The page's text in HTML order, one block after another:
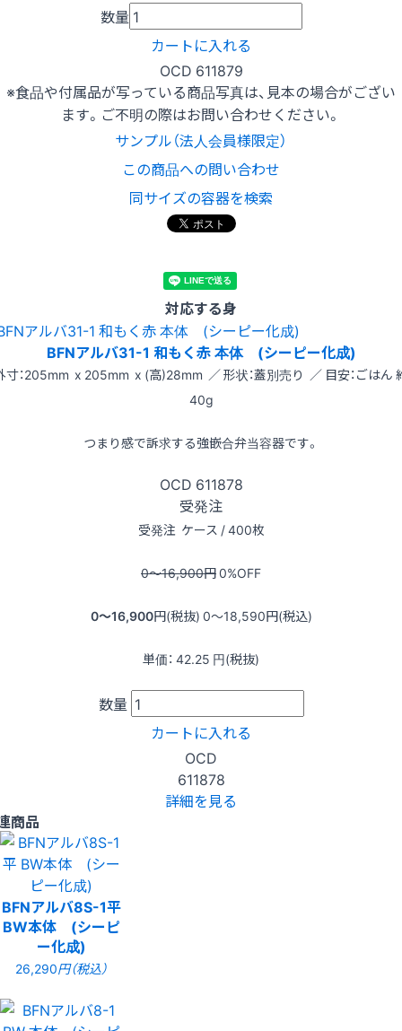
数量
カートに入れる
OCD 611879
※食品や付属品が写っている商品写真は、見本の場合がござい
ます。ご不明の際はお問い合わせください。
サンプル（法人会員様限定）
この商品への問い合わせ
同サイズの容器を検索
対応する身
BFNアルバ31-1 和もく赤 本体 (シーピー化成)
寸：205mm x 205mm x (高)28mm ／ 形状：蓋別売り ／ 目安：ごはん
40g
つまり感で訴求する強嵌合弁当容器です。
OCD 611878
受発注
受発注 ケース / 400枚
0〜16,900円0%OFF
0〜16,900円(税抜) 0〜18,590円(税込)
単価： 42.25 円(税抜)
数量
カートに入れる
OCD
611878
詳細を見る
商品
BFNアルバ8S-1平
BW本体 (シーピ
ー化成)
26,290円（税込）